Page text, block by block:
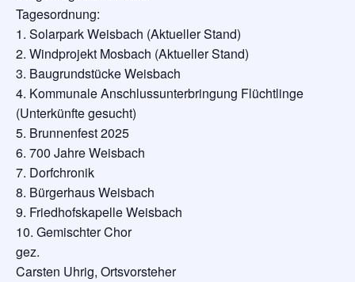
Tagesordnung:
1. Solarpark Weisbach (Aktueller Stand)
2. Windprojekt Mosbach (Aktueller Stand)
3. Baugrundstücke Weisbach
4. Kommunale Anschlussunterbringung Flüchtlinge
(Unterkünfte gesucht)
5. Brunnenfest 2025
6. 700 Jahre Weisbach
7. Dorfchronik
8. Bürgerhaus Weisbach
9. Friedhofskapelle Weisbach
10. Gemischter Chor
gez.
Carsten Uhrig, Ortsvorsteher